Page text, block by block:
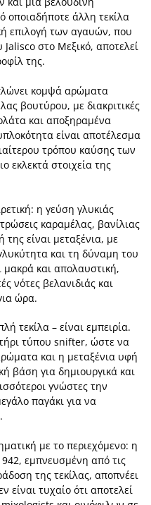
οποιαδήποτε άλλη τεκίλα
επιλογή των αγαυών, που
στο Μεξικό, αποτελεί
της.
κομψά αρώματα
βουτύρου, με διακριτικές
και αποξηραμένα
είναι αποτέλεσμα
τρόπου καύσης των
εκλεκτά στοιχεία της
η γεύση γλυκιάς
καραμέλας, βανίλιας
είναι μεταξένια, με
και τη δύναμη του
μακρά και απολαυστική,
νότες βελανιδιάς και
ώρα.
τεκίλα – είναι εμπειρία.
τύπου snifter, ώστε να
και η μεταξένια υφή
βάση για δημιουργικά και
γνώστες την
παγάκι για να
με το περιεχόμενο: η
εμπνευσμένη από τις
της τεκίλας, αποπνέει
είναι τυχαίο ότι αποτελεί